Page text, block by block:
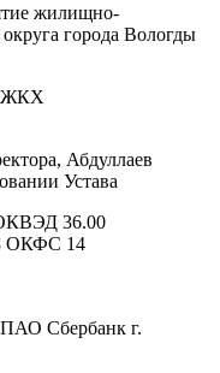
жилищно-
города Вологды
Абдуллаев
Устава
36.00
ОКФС 14
Сбербанк г.